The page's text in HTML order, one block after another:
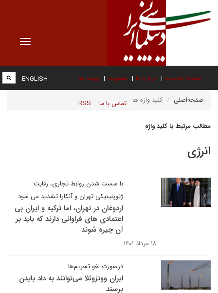
Toggle
صفحه نخست درباره ما عضویت پیوند ها
تماس با ما RSS
ENGLISH
صفحه‌اصلی کلید واژه ها
مطالب مرتبط با کلید واژه
انرژی
با سست شدن روابط تجاری، رقابت
ژئوپلیتیکی تهران و آنکارا تشدید می شود
اردوغان در تهران، اما ترکیه و ایران بی
اعتمادی های فراوانی دارند که باید بر
آن چیره شوند
۱۸ مرداد ۱۴۰۱
درصورت لغو تحریم‌ها
ایران و‌ونزوئلا می‌توانند به داد بایدن
برسند